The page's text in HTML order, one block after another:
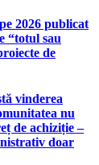
2026 publicat
“totul sau
de
vinderea
nu
de achiziție –
doar